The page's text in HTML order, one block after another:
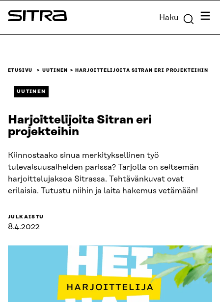
Siirry
suoraan
Sitra Haku
ETUSIVU UUTINEN HARJOITTELIJOITA SITRAN ERI PROJEKTEIHIN
UUTINEN
Harjoittelijoita Sitran eri
projekteihin
Kiinnostaako sinua merkityksellinen työ
tulevaisuusaiheiden parissa? Tarjolla on seitsemän
harjoittelujaksoa Sitrassa. Tehtävänkuvat ovat
erilaisia. Tutustu niihin ja laita hakemus vetämään!
JULKAISTU
8.4.2022